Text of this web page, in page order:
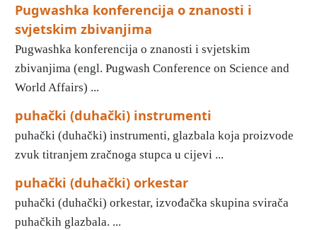
Pugwashka konferencija o znanosti i
svjetskim zbivanjima
Pugwashka konferencija o znanosti i svjetskim
zbivanjima (engl. Pugwash Conference on Science and
World Affairs) ...
puhački (duhački) instrumenti
puhački (duhački) instrumenti, glazbala koja proizvode
zvuk titranjem zračnoga stupca u cijevi ...
puhački (duhački) orkestar
puhački (duhački) orkestar, izvođačka skupina svirača
puhačkih glazbala. ...